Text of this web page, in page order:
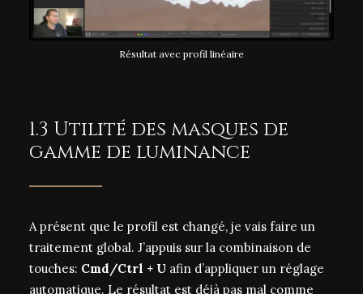
Résultat avec profil linéaire
1.3 Utilité des masques de
gamme de luminance
A présent que le profil est changé, je vais faire un
traitement global. J’appuis sur la combinaison de
touches: Cmd/Ctrl + U afin d’appliquer un réglage
automatique. Le résultat est déjà pas mal comme